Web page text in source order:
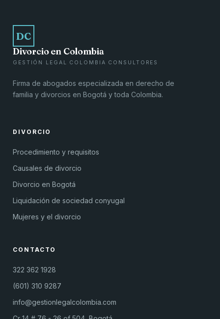
DC
Divorcio en Colombia
GESTIÓN LEGAL COLOMBIA CONSULTORES
Firma de abogados especializada en derecho de
familia y divorcios en Bogotá y toda Colombia.
DIVORCIO
Procedimiento y requisitos
Causales de divorcio
Divorcio en Bogotá
Liquidación de sociedad conyugal
Mujeres y el divorcio
CONTACTO
322 362 1928
(601) 310 9287
info@gestionlegalcolombia.com